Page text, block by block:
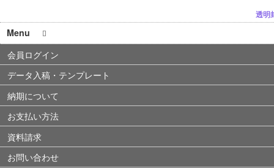
透明
Menu
会員ログイン
データ入稿・テンプレート
納期について
お支払い方法
資料請求
お問い合わせ